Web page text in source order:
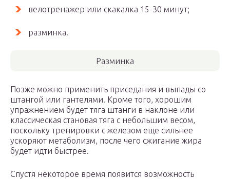
велотренажер или скакалка 15-30 минут;
разминка.
Разминка
Позже можно применить приседания и выпады со
штангой или гантелями. Кроме того, хорошим
упражнением будет тяга штанги в наклоне или
классическая становая тяга с небольшим весом,
поскольку тренировки с железом еще сильнее
ускоряют метаболизм, после чего сжигание жира
будет идти быстрее.
Спустя некоторое время появится возможность